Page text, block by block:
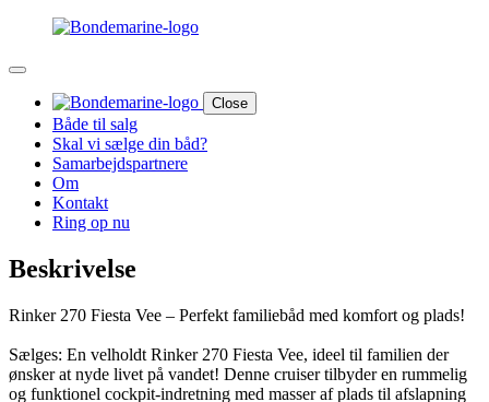
Close
Både til salg
Skal vi sælge din båd?
Samarbejdspartnere
Om
Kontakt
Ring op nu
Beskrivelse
Rinker 270 Fiesta Vee – Perfekt familiebåd med komfort og plads!
Sælges: En velholdt Rinker 270 Fiesta Vee, ideel til familien der
ønsker at nyde livet på vandet! Denne cruiser tilbyder en rummelig
og funktionel cockpit-indretning med masser af plads til afslapning